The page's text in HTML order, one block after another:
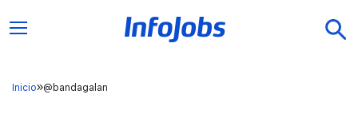
Inicio @bandagalan